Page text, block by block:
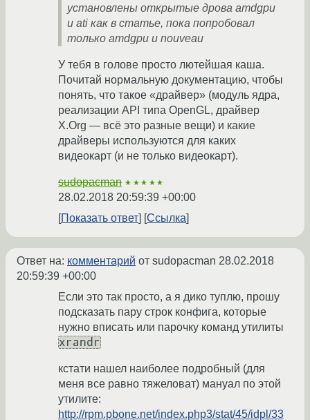
установлены открытые дрова amdgpu
и ati как в статье, пока попробовал
только amdgpu и nouveau
У тебя в голове просто лютейшая каша.
Почитай нормальную документацию, чтобы
понять, что такое «драйвер» (модуль ядра,
реализации API типа OpenGL, драйвер
X.Org — всё это разные вещи) и какие
драйверы используются для каких
видеокарт (и не только видеокарт).
sudopacman ★★★★★
28.02.2018 20:59:39 +00:00
Показать ответ
Ссылка
Ответ на: комментарий от sudopacman 28.02.2018
20:59:39 +00:00
Если это так просто, а я дико туплю, прошу
подсказать пару строк конфига, которые
нужно вписать или парочку команд утилиты
xrandr
кстати нашел наиболее подробный (для
меня все равно тяжеловат) мануал по этой
утилите:
http://rpm.pbone.net/index.php3/stat/45/idpl/33